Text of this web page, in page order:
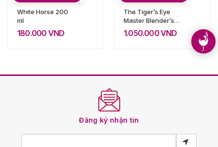
White Horse 200
ml
180.000 VND
The Tiger’s Eye
Master Blender’s
Craft
1.050.000VND
Đăng ký nhận tin